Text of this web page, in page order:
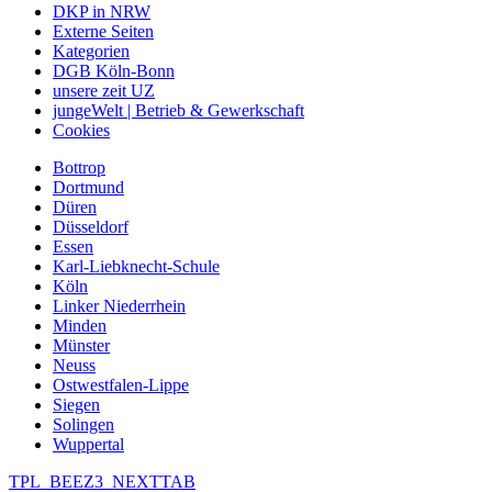
DKP in NRW
Externe Seiten
Kategorien
DGB Köln-Bonn
unsere zeit UZ
jungeWelt | Betrieb & Gewerkschaft
Cookies
Bottrop
Dortmund
Düren
Düsseldorf
Essen
Karl-Liebknecht-Schule
Köln
Linker Niederrhein
Minden
Münster
Neuss
Ostwestfalen-Lippe
Siegen
Solingen
Wuppertal
TPL_BEEZ3_NEXTTAB